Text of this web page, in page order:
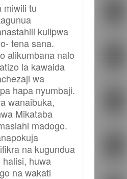
miwili tu
kulipwa
tena sana.
alikumbana nalo
la kawaida
wa
hapa nyumbaji.
wanaibuka,
Mikataba
madogo.
na kugundua
huwa
na wakati